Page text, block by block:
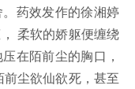
药效发作的徐湘婷
柔软的娇躯便缠绕
在陌前尘的胸口，
尘欲仙欲死，甚至